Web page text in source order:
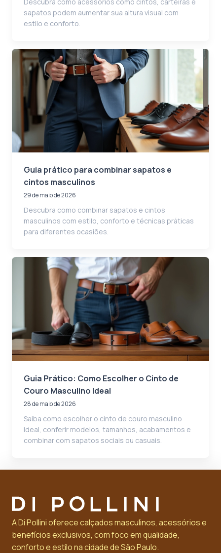
sapatos podem aumentar sua altura visual com
estilo e conforto.
Guia prático para combinar sapatos e
cintos masculinos
29 de maio de 2026
Descubra como combinar sapatos e cintos
masculinos com estilo, conforto e técnicas práticas
para diferentes ocasiões.
Guia Prático: Como Escolher o Cinto de
Couro Masculino Ideal
28 de maio de 2026
Saiba como escolher o cinto de couro masculino
ideal, conferir modelos, tamanhos, acabamentos e
combinar com sapatos sociais ou casuais.
A Di Pollini oferece calçados masculinos, acessórios e
benefícios exclusivos, com foco em qualidade,
conforto e estilo na cidade de São Paulo.